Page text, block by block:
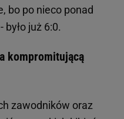
bo po nieco ponad
już 6:0.
kompromitującą
zawodników oraz